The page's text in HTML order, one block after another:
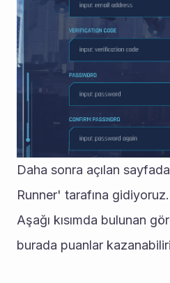
Daha sonra açılan
Runner' tarafına gidiyoruz.
Aşağı kısımda bulunan
burada puanlar